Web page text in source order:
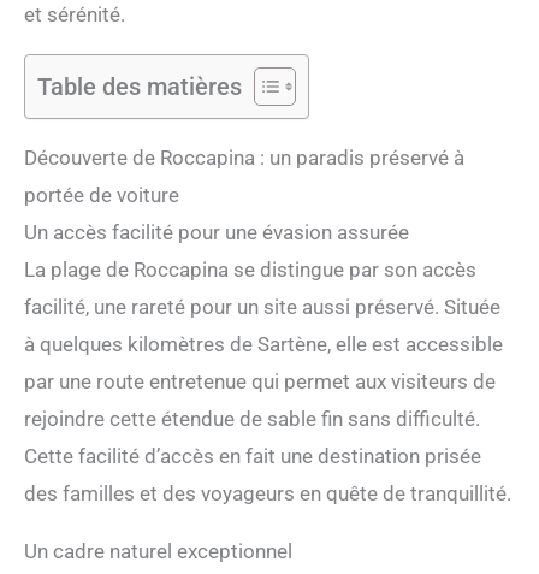
et sérénité.
Table des matières
Découverte de Roccapina : un paradis préservé à
portée de voiture
Un accès facilité pour une évasion assurée
La plage de Roccapina se distingue par son accès
facilité, une rareté pour un site aussi préservé. Située
à quelques kilomètres de Sartène, elle est accessible
par une route entretenue qui permet aux visiteurs de
rejoindre cette étendue de sable fin sans difficulté.
Cette facilité d’accès en fait une destination prisée
des familles et des voyageurs en quête de tranquillité.
Un cadre naturel exceptionnel